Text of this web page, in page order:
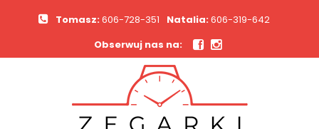
Tomasz:606-728-351 Natalia:606-319-642
Obserwuj nas na: